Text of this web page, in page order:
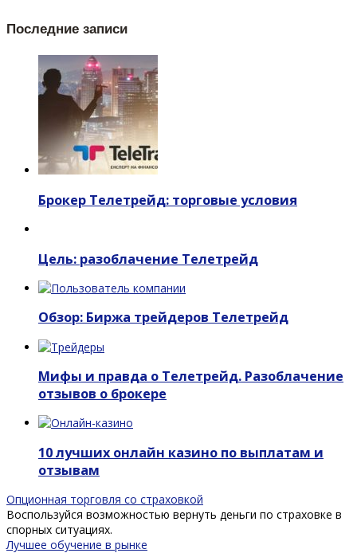
Последние записи
Брокер Телетрейд: торговые условия
Цель: разоблачение Телетрейд
Обзор: Биржа трейдеров Телетрейд
Мифы и правда о Телетрейд. Разоблачение
отзывов о брокере
10 лучших онлайн казино по выплатам и
отзывам
Опционная торговля со страховкой
Воспользуйся возможностью вернуть деньги по страховке в
спорных ситуациях.
Лучшее обучение в рынке